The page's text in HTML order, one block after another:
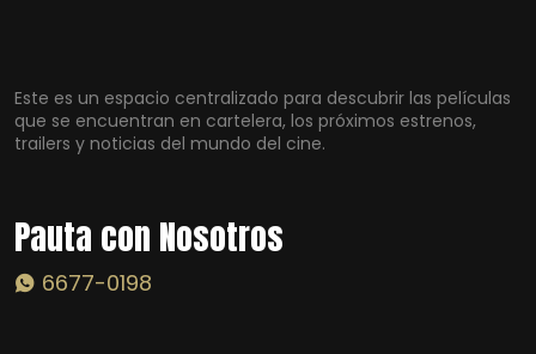
Este es un espacio centralizado para descubrir las películas
que se encuentran en cartelera, los próximos estrenos,
trailers y noticias del mundo del cine.
Pauta con Nosotros
6677-0198